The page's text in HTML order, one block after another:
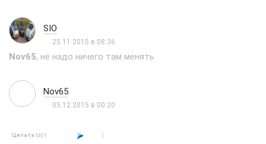
SIO
25.11.2015 в 08:36
Nov65, не надо ничего там менять
Nov65
05.12.2015 в 00:20
Цитата SIO ( )